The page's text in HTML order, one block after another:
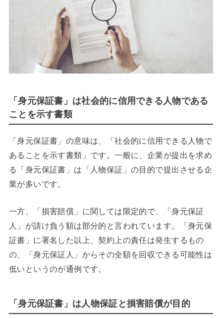
「身元保証書」は社会的に信用できる人物である
ことを示す書類
「身元保証書」の意味は、「社会的に信用できる人物で
あることを示す書類」です。一般に、企業が提出を求め
る「身元保証書」は「人物保証」の目的で提出させる企
業が多いです。
一方、「損害賠償」に関しては限定的で、「身元保証
人」が請け負う額は部分的と言われています。「身元保
証書」に署名した以上、契約上の責任は発生するもの
の、「身元保証人」からその全額を回収できる可能性は
低いというのが通例です。
「身元保証書」は人物保証と損害賠償が目的